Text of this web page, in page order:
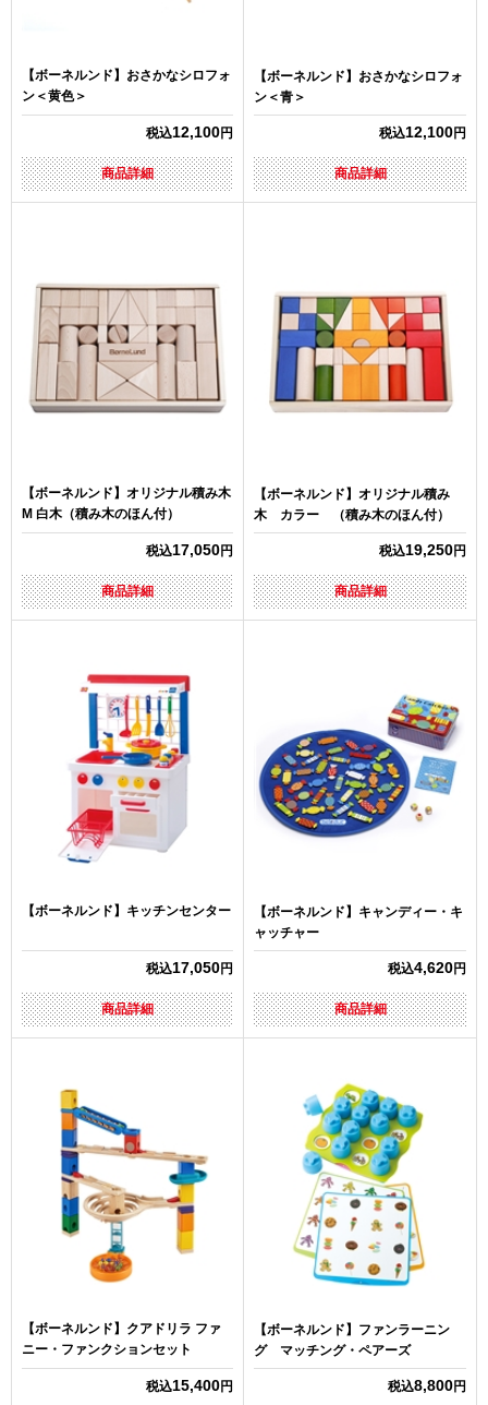
【ボーネルンド】おさかなシロフォ
ン＜黄色＞
税込12,100円
商品詳細
【ボーネルンド】おさかなシロフォ
ン＜青＞
税込12,100円
商品詳細
【ボーネルンド】オリジナル積み木
M 白木（積み木のほん付）
税込17,050円
商品詳細
【ボーネルンド】オリジナル積み
木 カラー （積み木のほん付）
税込19,250円
商品詳細
【ボーネルンド】キッチンセンター
税込17,050円
商品詳細
【ボーネルンド】キャンディー・キ
ャッチャー
税込4,620円
商品詳細
【ボーネルンド】クアドリラ ファ
ニー・ファンクションセット
税込15,400円
【ボーネルンド】ファンラーニン
グ マッチング・ペアーズ
税込8,800円